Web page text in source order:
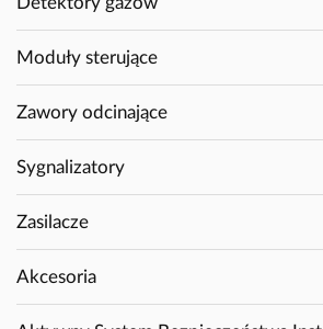
Moduły sterujące
Zawory odcinające
Sygnalizatory
Zasilacze
Akcesoria